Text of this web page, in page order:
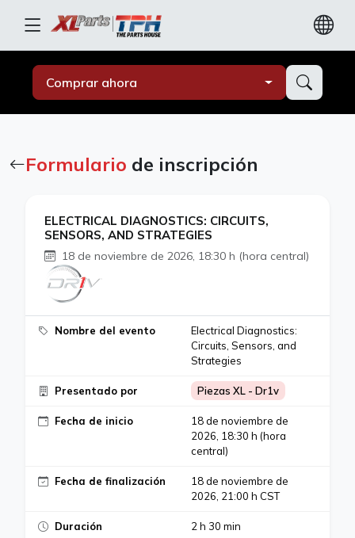
Comprar ahora
Formulario de inscripción
ELECTRICAL DIAGNOSTICS: CIRCUITS,
SENSORS, AND STRATEGIES
18 de noviembre de 2026, 18:30 h (hora central)
Nombre del evento
Electrical Diagnostics:
Circuits, Sensors, and
Strategies
Presentado por Piezas XL - Dr1v
Fecha de inicio
18 de noviembre de
2026, 18:30 h (hora
central)
Fecha de finalización
18 de noviembre de
2026, 21:00 h CST
Duración 2 h 30 min